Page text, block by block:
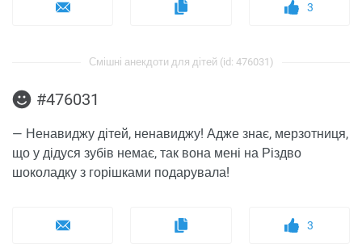
3
Смішні анекдоти для дітей (id: 476031)
#476031
— Ненавиджу дітей, ненавиджу! Адже знає, мерзотниця,
що у дідуся зубів немає, так вона мені на Різдво
шоколадку з горішками подарувала!
3